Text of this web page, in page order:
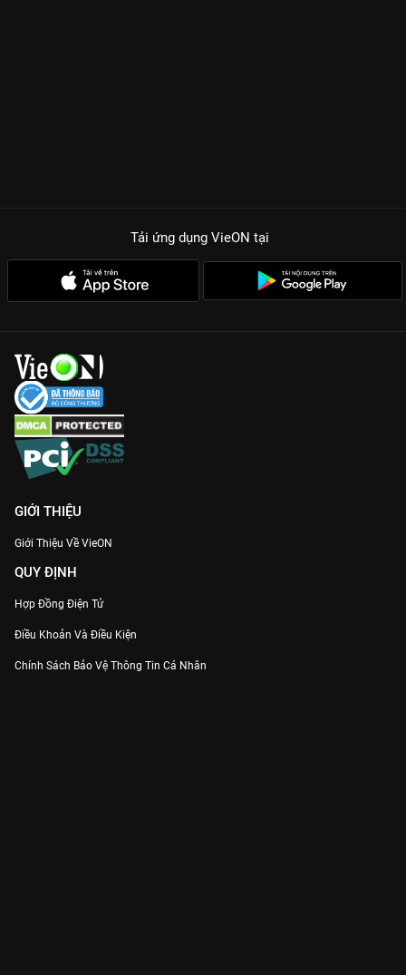
Tải ứng dụng VieON tại
GIỚI THIỆU
Giới Thiệu Về VieON
QUY ĐỊNH
Hợp Đồng Điện Tử
Điều Khoản Và Điều Kiện
Chính Sách Bảo Vệ Thông Tin Cá Nhân